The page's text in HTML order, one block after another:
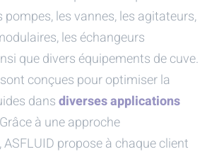
pompes, les vannes, les agitateurs,
les échangeurs
que divers équipements de cuve.
conçues pour optimiser la
dansdiverses applications
à une approche
propose à chaque client